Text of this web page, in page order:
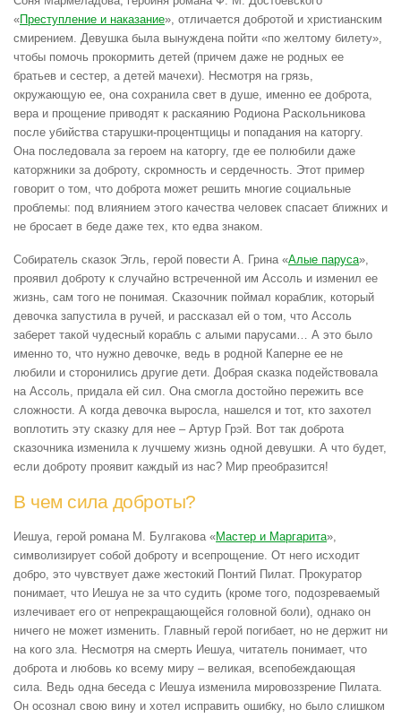
«Преступление и наказание», отличается добротой и христианским
смирением. Девушка была вынуждена пойти «по желтому билету»,
чтобы помочь прокормить детей (причем даже не родных ее
братьев и сестер, а детей мачехи). Несмотря на грязь,
окружающую ее, она сохранила свет в душе, именно ее доброта,
вера и прощение приводят к раскаянию Родиона Раскольникова
после убийства старушки-процентщицы и попадания на каторгу.
Она последовала за героем на каторгу, где ее полюбили даже
каторжники за доброту, скромность и сердечность. Этот пример
говорит о том, что доброта может решить многие социальные
проблемы: под влиянием этого качества человек спасает ближних и
не бросает в беде даже тех, кто едва знаком.
Собиратель сказок Эгль, герой повести А. Грина «Алые паруса»,
проявил доброту к случайно встреченной им Ассоль и изменил ее
жизнь, сам того не понимая. Сказочник поймал кораблик, который
девочка запустила в ручей, и рассказал ей о том, что Ассоль
заберет такой чудесный корабль с алыми парусами… А это было
именно то, что нужно девочке, ведь в родной Каперне ее не
любили и сторонились другие дети. Добрая сказка подействовала
на Ассоль, придала ей сил. Она смогла достойно пережить все
сложности. А когда девочка выросла, нашелся и тот, кто захотел
воплотить эту сказку для нее – Артур Грэй. Вот так доброта
сказочника изменила к лучшему жизнь одной девушки. А что будет,
если доброту проявит каждый из нас? Мир преобразится!
В чем сила доброты?
Иешуа, герой романа М. Булгакова «Мастер и Маргарита»,
символизирует собой доброту и всепрощение. От него исходит
добро, это чувствует даже жестокий Понтий Пилат. Прокуратор
понимает, что Иешуа не за что судить (кроме того, подозреваемый
излечивает его от непрекращающейся головной боли), однако он
ничего не может изменить. Главный герой погибает, но не держит ни
на кого зла. Несмотря на смерть Иешуа, читатель понимает, что
доброта и любовь ко всему миру – великая, всепобеждающая
сила. Ведь одна беседа с Иешуа изменила мировоззрение Пилата.
Он осознал свою вину и хотел исправить ошибку, но было слишком